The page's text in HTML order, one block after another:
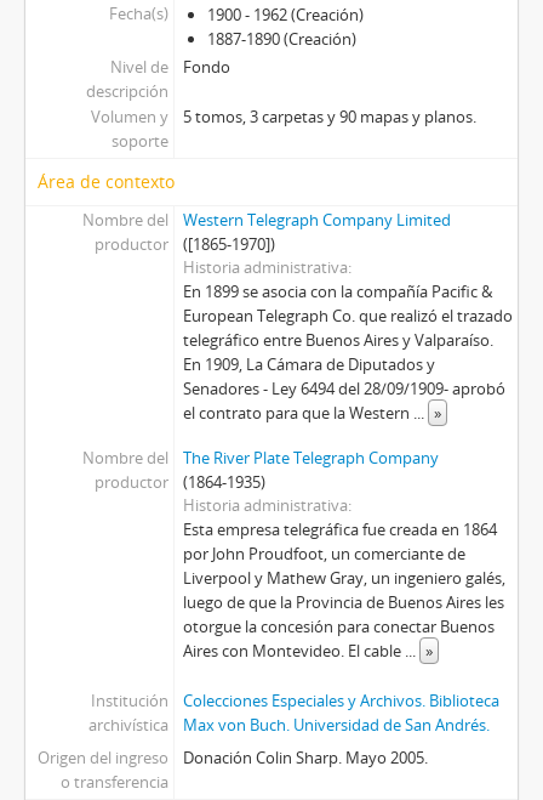
Fecha(s)
1900 - 1962 (Creación)
1887-1890 (Creación)
Nivel de
descripción
Fondo
Volumen y
soporte
5 tomos, 3 carpetas y 90 mapas y planos.
Área de contexto
Nombre del
productor
Western Telegraph Company Limited
([1865-1970])
Historia administrativa
En 1899 se asocia con la compañía Pacific &
European Telegraph Co. que realizó el trazado
telegráfico entre Buenos Aires y Valparaíso.
En 1909, La Cámara de Diputados y
Senadores - Ley 6494 del 28/09/1909- aprobó
el contrato para que la Western
»
Nombre del
productor
The River Plate Telegraph Company
(1864-1935)
Historia administrativa
Esta empresa telegráfica fue creada en 1864
por John Proudfoot, un comerciante de
Liverpool y Mathew Gray, un ingeniero galés,
luego de que la Provincia de Buenos Aires les
otorgue la concesión para conectar Buenos
Aires con Montevideo. El cable
»
Institución
archivística
Colecciones Especiales y Archivos. Biblioteca
Max von Buch. Universidad de San Andrés.
Origen del ingreso
o transferencia
Donación Colin Sharp. Mayo 2005.